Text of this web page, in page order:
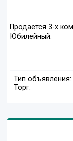
Продается 3-х
Юбилейный.
Тип объявления:
Торг: